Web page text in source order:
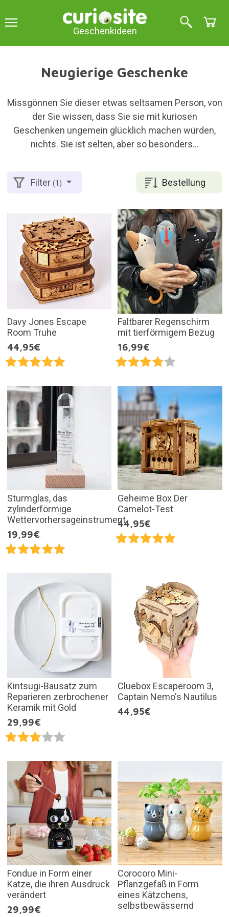
Geschenkideen
Neugierige Geschenke
Missgönnen Sie dieser etwas seltsamen Person, von
der Sie wissen, dass Sie sie mit kuriosen
Geschenken ungemein glücklich machen würden,
nichts. Sie ist selten, aber so besonders...
Bestellung
Filter(1)
Davy Jones Escape
Room Truhe
44,95€
Faltbarer Regenschirm
mit tierförmigem Bezug
16,99€
Sturmglas, das
zylinderförmige
Wettervorhersageinstrument
19,99€
Geheime Box Der
Camelot-Test
44,95€
Kintsugi-Bausatz zum
Reparieren zerbrochener
Keramik mit Gold
29,99€
Cluebox Escaperoom 3,
Captain Nemo's Nautilus
44,95€
Fondue in Form einer
Katze, die ihren Ausdruck
verändert
29,99€
Corocoro Mini-
Pflanzgefäß in Form
eines Kätzchens,
selbstbewässernd